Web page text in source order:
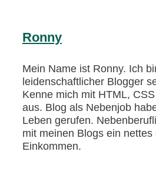
Ronny
Mein Name ist Ronny. Ich
leidenschaftlicher Blogger
Kenne mich mit HTML,
aus. Blog als Nebenjob
Leben gerufen.
mit meinen Blogs ein nettes
Einkommen.